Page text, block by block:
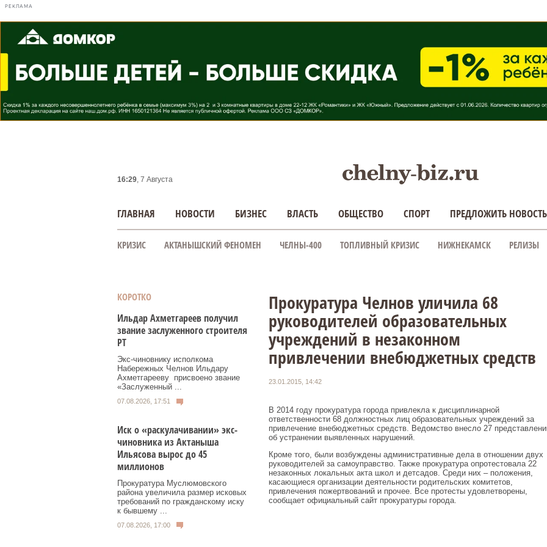
РЕКЛАМА
16:29, 7 Августа
ГЛАВНАЯ НОВОСТИ БИЗНЕС ВЛАСТЬ ОБЩЕСТВО СПОРТ ПРЕДЛОЖИТЬ НОВОСТЬ
КРИЗИС АКТАНЫШСКИЙ ФЕНОМЕН ЧЕЛНЫ-400 ТОПЛИВНЫЙ КРИЗИС НИЖНЕКАМСК РЕЛИЗЫ
КОРОТКО
Ильдар Ахметгареев получил
звание заслуженного строителя
РТ
Экс‑чиновнику исполкома
Набережных Челнов Ильдару
Ахметгарееву присвоено звание
«Заслуженный ...
07.08.2026, 17:51
Иск о «раскулачивании» экс-
чиновника из Актаныша
Ильясова вырос до 45
миллионов
Прокуратура Муслюмовского
района увеличила размер исковых
требований по гражданскому иску
к бывшему ...
07.08.2026, 17:00
Прокуратура Челнов уличила 68
руководителей образовательных
учреждений в незаконном
привлечении внебюджетных средств
23.01.2015, 14:42
В 2014 году прокуратура города привлекла к дисциплинарной
ответственности 68 должностных лиц образовательных учреждений за
привлечение внебюджетных средств. Ведомство внесло 27
об устранении выявленных нарушений.
Кроме того, были возбуждены административные дела в отношении двух
руководителей за самоуправство. Также прокуратура опротестовала 22
незаконных локальных акта школ и детсадов. Среди них – положения,
касающиеся организации деятельности родительских комитетов,
привлечения пожертвований и прочее. Все протесты удовлетворены,
сообщает официальный сайт прокуратуры города.